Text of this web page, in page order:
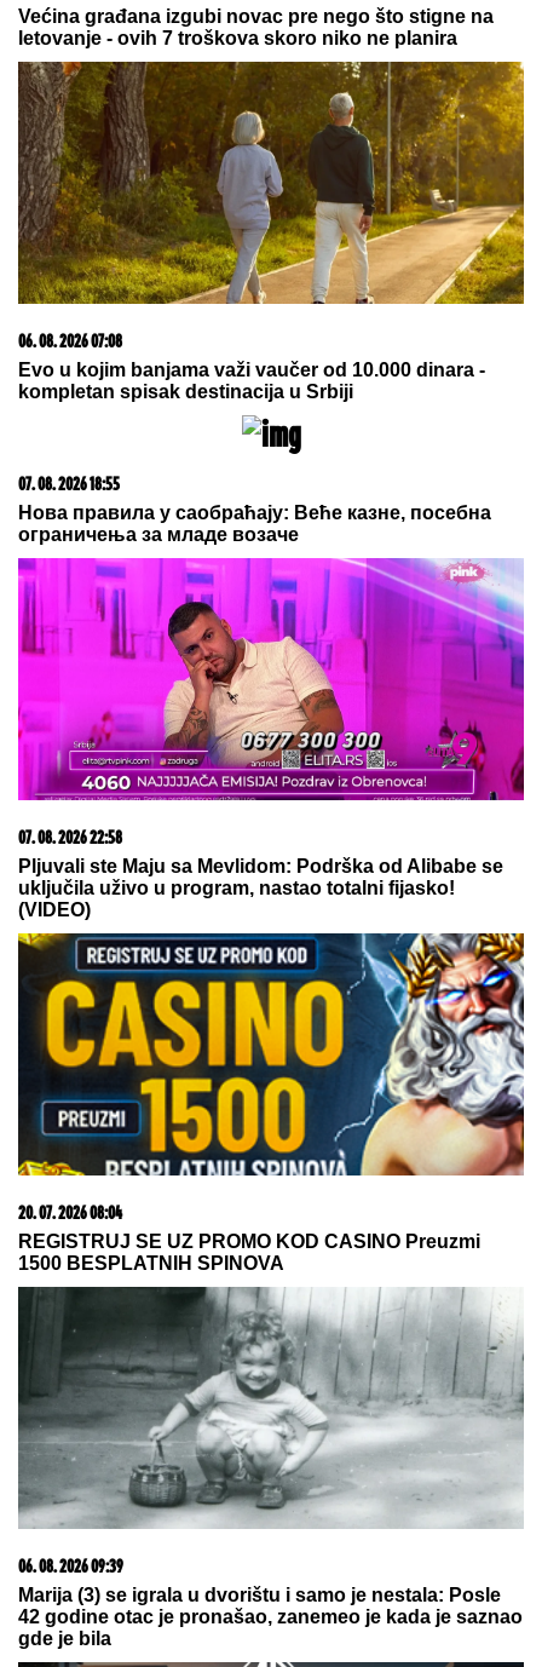
Knežević pokreće interpelaciju
protiv Ibrahimovića zbog „Oluje“:
Da vidimo ko je stvarno mislio „ne u
moje ime“
by Aklamator
Komfor po meri klijenata: nova linija paketa ALTA
15. 07. 2026 07:44
Većina građana izgubi novac pre nego što stigne na
06. 08. 2026 07:08
kompletan spisak destinacija u Srbiji
07. 08. 2026 18:55
Нова правила у саобраћају: Веће казне, посебна
ограничења за младе возаче
07. 08. 2026 22:58